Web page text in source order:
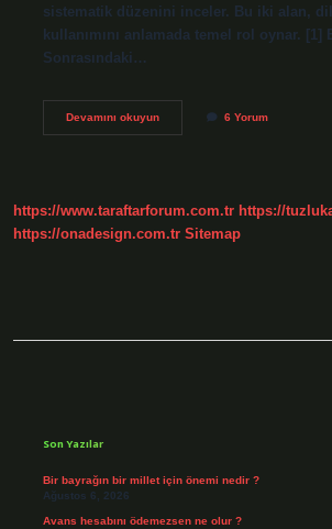
sistematik düzenini inceler. Bu iki alan,
kullanımını anlamada temel rol oynar. [1]
Sonrasındaki…
Devamını okuyunB
sesinden
6 Yorum
https://www.taraftarforum.com.tr https://
https://onadesign.com.tr Sitemap
Son Yazılar
Bir bayrağın bir millet için önemi nedir ?
Ağustos 6, 2026
Avans hesabını ödemezsen ne olur ?